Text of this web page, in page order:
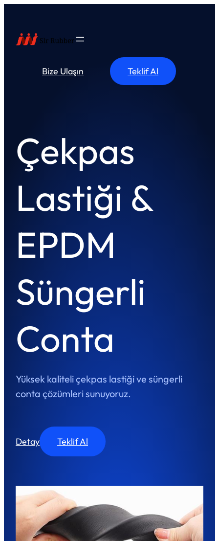
Bize Ulaşın Teklif Al
Çekpas
Lastiği &
EPDM
Süngerli
Conta
Yüksek kaliteli çekpas lastiği ve süngerli
conta çözümleri sunuyoruz.
Detay Teklif Al